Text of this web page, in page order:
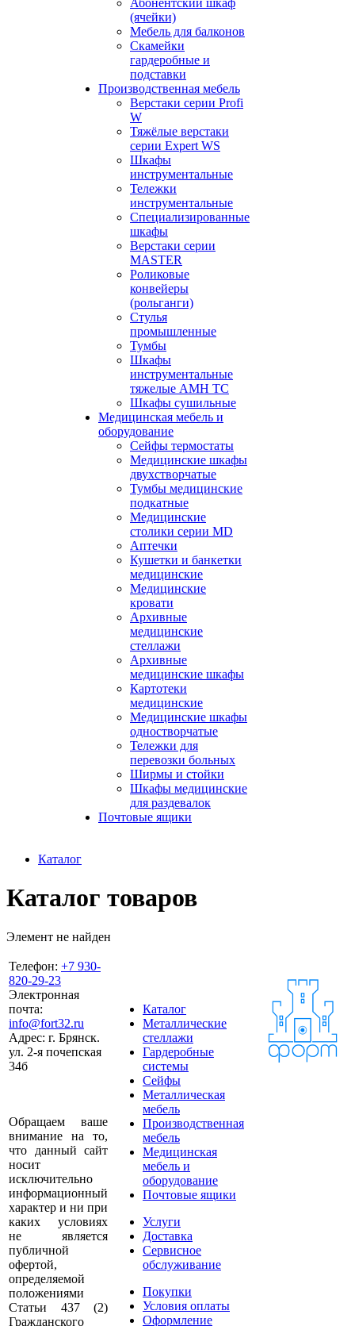
Абонентский шкаф
(ячейки)
Мебель для балконов
Скамейки
гардеробные и
подставки
Производственная мебель
Верстаки серии Profi
W
Тяжёлые верстаки
серии Expert WS
Шкафы
инструментальные
Тележки
инструментальные
Cпециализированные
шкафы
Верстаки серии
MASTER
Роликовые
конвейеры
(рольганги)
Стулья
промышленные
Тумбы
Шкафы
инструментальные
тяжелые АМН ТС
Шкафы сушильные
Медицинская мебель и
оборудование
Сейфы термостаты
Медицинские шкафы
двухстворчатые
Тумбы медицинские
подкатные
Медицинские
столики серии MD
Аптечки
Кушетки и банкетки
медицинские
Медицинские
кровати
Архивные
медицинские
стеллажи
Архивные
медицинские шкафы
Картотеки
медицинские
Медицинские шкафы
одностворчатые
Тележки для
перевозки больных
Ширмы и стойки
Шкафы медицинские
для раздевалок
Почтовые ящики
Каталог
Каталог товаров
Элемент не найден
Телефон: +7 930-
820-29-23
Электронная
почта:
info@fort32.ru
Адрес: г. Брянск.
ул. 2-я почепская
34б
Обращаем ваше
внимание на то,
что данный сайт
носит
исключительно
информационный
характер и ни при
каких условиях
не является
публичной
офертой,
определяемой
положениями
Статьи 437 (2)
Гражданского
Каталог
Металлические
стеллажи
Гардеробные
системы
Сейфы
Металлическая
мебель
Производственная
мебель
Медицинская
мебель и
оборудование
Почтовые ящики
Услуги
Доставка
Сервисное
обслуживание
Покупки
Условия оплаты
Оформление